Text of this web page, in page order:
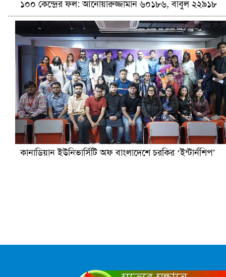
হলিউডে নতুন প্রেমের গুঞ্জন
১০০ কেন্দ্রের ফল: আনোয়ারুজ্জামান ৬০১৮৬, বাবুল ২২৯১৮
কানাডিয়ান ইউনিভার্সিটি অফ বাংলাদেশে চরকির ‘ইন্টার্নশিপ’